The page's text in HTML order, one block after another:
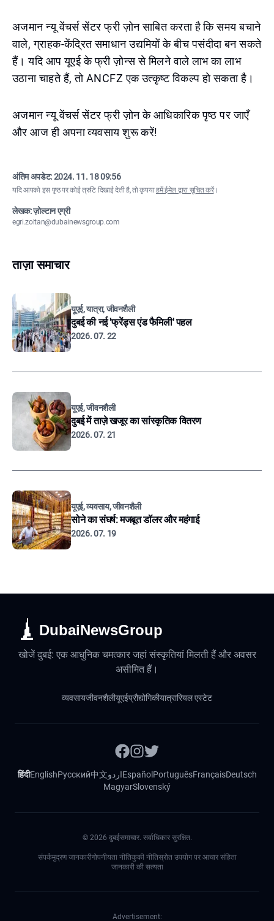
अजमान न्यू वेंचर्स सेंटर फ्री ज़ोन साबित करता है कि समय बचाने
वाले, ग्राहक-केंद्रित समाधान उद्यमियों के बीच पसंदीदा बन सकते
हैं। यदि आप यूएई के फ्री ज़ोन्स से मिलने वाले लाभ का लाभ
उठाना चाहते हैं, तो ANCFZ एक उत्कृष्ट विकल्प हो सकता है।
अजमान न्यू वेंचर्स सेंटर फ्री ज़ोन के आधिकारिक पृष्ठ पर जाएँ
और आज ही अपना व्यवसाय शुरू करें!
अंतिम अपडेट:2024. 11. 18 09:56
यदि आपको इस पृष्ठ पर कोई त्रुटि दिखाई देती है, तो कृपयाहमें ईमेल द्वारा सूचित करें।
लेखक: ज़ोल्टान एग्री
egri.zoltan@dubainewsgroup.com
ताज़ा समाचार
यूएई, यात्रा, जीवनशैली
दुबई की नई 'फ्रेंड्स एंड फैमिली' पहल
2026. 07. 22
यूएई, जीवनशैली
दुबई में ताज़े खजूर का सांस्कृतिक वितरण
2026. 07. 21
यूएई, व्यवसाय, जीवनशैली
सोने का संघर्ष: मजबूत डॉलर और महंगाई
2026. 07. 19
DubaiNewsGroup
खोजें दुबई: एक आधुनिक चमत्कार जहां संस्कृतियां मिलती हैं और अवसर
असीमित हैं।
व्यवसायजीवनशैलीयूएईप्रौद्योगिकीयात्रारियल एस्टेट
हिंदीEnglishРусский中文اردوEspañol PortuguêsFrançaisDeutsch
MagyarSlovenský
© 2026 दुबईसमाचार. सर्वाधिकार सुरक्षित.
संपर्कमुद्रण जानकारीगोपनीयता नीतिकुकी नीतिस्रोत उपयोग पर आचार संहिता
जानकारी की सत्यता
Advertisement: